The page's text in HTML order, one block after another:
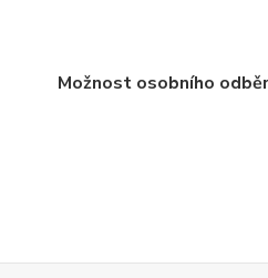
Možnost osobního